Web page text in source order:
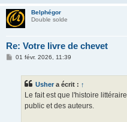
Belphégor
Double solde
Re: Votre livre de chevet
M01 févr. 2026, 11:39
Usher a écrit : ↑
Le fait est que l'histoire
public et des auteurs.